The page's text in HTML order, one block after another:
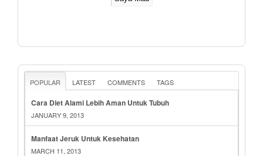
POPULAR LATEST COMMENTS TAGS
Cara Diet Alami Lebih Aman Untuk Tubuh
JANUARY 9, 2013
Manfaat Jeruk Untuk Kesehatan
MARCH 11, 2013